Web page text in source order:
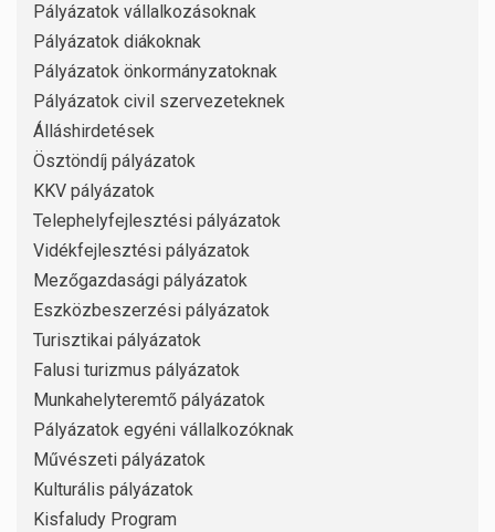
Pályázatok vállalkozásoknak
Pályázatok diákoknak
Pályázatok önkormányzatoknak
Pályázatok civil szervezeteknek
Álláshirdetések
Ösztöndíj pályázatok
KKV pályázatok
Telephelyfejlesztési pályázatok
Vidékfejlesztési pályázatok
Mezőgazdasági pályázatok
Eszközbeszerzési pályázatok
Turisztikai pályázatok
Falusi turizmus pályázatok
Munkahelyteremtő pályázatok
Pályázatok egyéni vállalkozóknak
Művészeti pályázatok
Kulturális pályázatok
Kisfaludy Program